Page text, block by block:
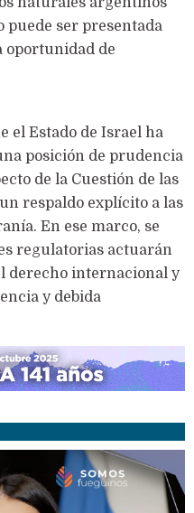
puede ser presentada
oportunidad de
el Estado de Israel ha
posición de prudencia
de la Cuestión de las
respaldo explícito a las
En ese marco, se
regulatorias actuarán
derecho internacional y
y debida